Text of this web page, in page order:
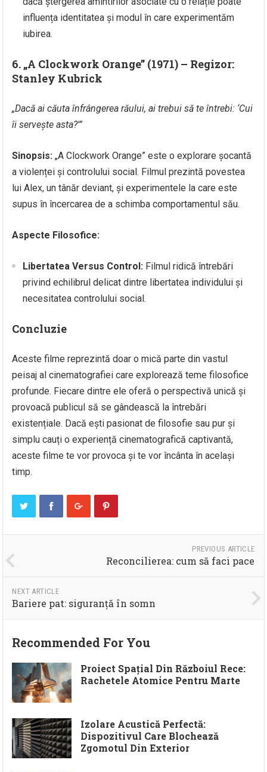
influența identitatea și modul în care experimentăm
iubirea.
6. „A Clockwork Orange” (1971) – Regizor:
Stanley Kubrick
„Dacă ai căuta înfrângerea răului, ai trebui să te întrebi: ‘Cui
îi servește asta?'”
Sinopsis: „A Clockwork Orange” este o explorare șocantă
a violenței și controlului social. Filmul prezintă povestea
lui Alex, un tânăr deviant, și experimentele la care este
supus în încercarea de a schimba comportamentul său.
Aspecte Filosofice:
Libertatea Versus Control: Filmul ridică întrebări
privind echilibrul delicat dintre libertatea individului și
necesitatea controlului social.
Concluzie
Aceste filme reprezintă doar o mică parte din vastul
peisaj al cinematografiei care explorează teme filosofice
profunde. Fiecare dintre ele oferă o perspectivă unică și
provoacă publicul să se gândească la întrebări
existențiale. Dacă ești pasionat de filosofie sau pur și
simplu cauți o experiență cinematografică captivantă,
aceste filme te vor provoca și te vor încânta în același
timp.
PREVIOUS ARTICLE
Reconcilierea: cum să faci pace
NEXT ARTICLE
Bariere pat: siguranță în somn
Recommended For You
Proiect Spațial Din Războiul Rece:
Rachetele Atomice Pentru Marte
Izolare Acustică Perfectă:
Dispozitivul Care Blochează
Zgomotul Din Exterior